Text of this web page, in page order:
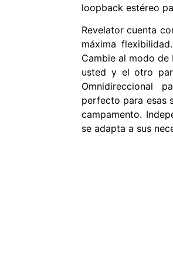
loopback estéreo
Revelator cuenta
máxima
Cambie al modo
usted y el otro
Omnidireccional
perfecto para esas
campamento.
se adapta a sus